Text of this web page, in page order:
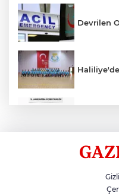
Devrilen
Hikmet